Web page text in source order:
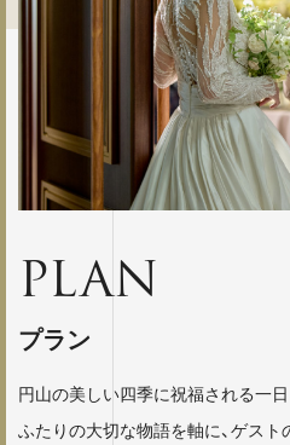
PLAN
プラン
円山の美しい四季に祝福される一
ふたりの大切な物語を軸に、ゲス